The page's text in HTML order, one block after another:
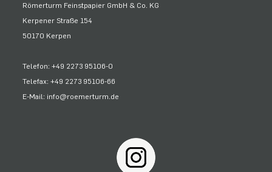
Römerturm Feinstpapier GmbH & Co. KG
Kerpener Straße 154
50170 Kerpen
Telefon: +49 2273 95106-0
Telefax: +49 2273 95106-66
E-Mail: info@roemerturm.de